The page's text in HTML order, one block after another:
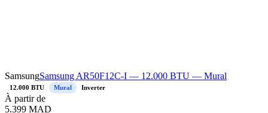
SamsungSamsung AR50F12C-I — 12.000 BTU — Mural
12.000 BTU Mural Inverter
À partir de
5.399 MAD